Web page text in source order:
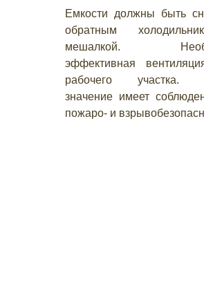
Емкости должны быть
обратным
мешалкой.
эффективная
рабочего участка.
значение имеет
пожаро- и